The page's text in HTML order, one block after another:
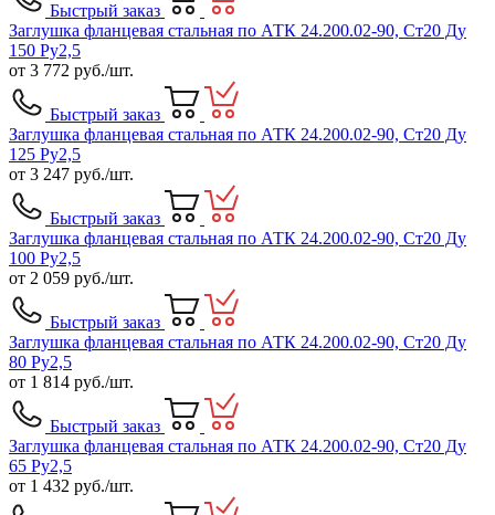
Быстрый заказ
Заглушка фланцевая стальная по АТК 24.200.02-90, Ст20 Ду
150 Ру2,5
от 3 772 руб./шт.
Быстрый заказ
Заглушка фланцевая стальная по АТК 24.200.02-90, Ст20 Ду
125 Ру2,5
от 3 247 руб./шт.
Быстрый заказ
Заглушка фланцевая стальная по АТК 24.200.02-90, Ст20 Ду
100 Ру2,5
от 2 059 руб./шт.
Быстрый заказ
Заглушка фланцевая стальная по АТК 24.200.02-90, Ст20 Ду
80 Ру2,5
от 1 814 руб./шт.
Быстрый заказ
Заглушка фланцевая стальная по АТК 24.200.02-90, Ст20 Ду
65 Ру2,5
от 1 432 руб./шт.